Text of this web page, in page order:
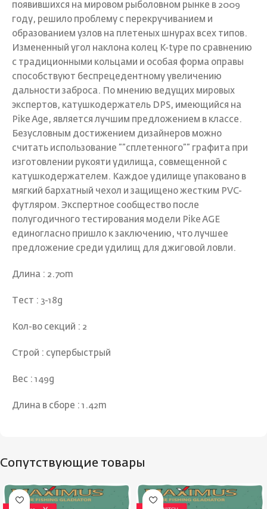
появившихся на мировом рыболовном рынке в 2009
году, решило проблему с перекручиванием и
образованием узлов на плетеных шнурах всех типов.
Измененный угол наклона колец K-type по сравнению
с традиционными кольцами и особая форма оправы
способствуют беспрецедентному увеличению
дальности заброса. По мнению ведущих мировых
экспертов, катушкодержатель DPS, имеющийся на
Pike Age, является лучшим предложением в классе.
Безусловным достижением дизайнеров можно
считать использование ””сплетенного”” графита при
изготовлении рукояти удилища, совмещенной с
катушкодержателем. Каждое удилище упаковано в
мягкий бархатный чехол и защищено жестким PVC-
футляром. Экспертное сообщество после
полугодичного тестирования модели Pike AGE
единогласно пришло к заключению, что лучшее
предложение среди удилищ для джиговой ловли.
Длина : 2.70m
Тест : 3-18g
Кол-во секций : 2
Строй : супербыстрый
Вес : 149g
Длина в сборе : 1.42m
Сопутствующие товары